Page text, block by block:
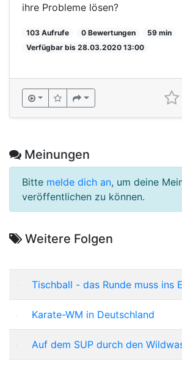
ihre Probleme lösen?
103 Aufrufe 0 Bewertungen
59 min
Verfügbar bis 28.03.2020 13:00
Meinungen
Bitte melde dich an, um deine
veröffentlichen zu können.
Weitere Folgen
Tischball - das Runde muss ins
Karate-WM in Deutschland
Auf dem SUP durch den